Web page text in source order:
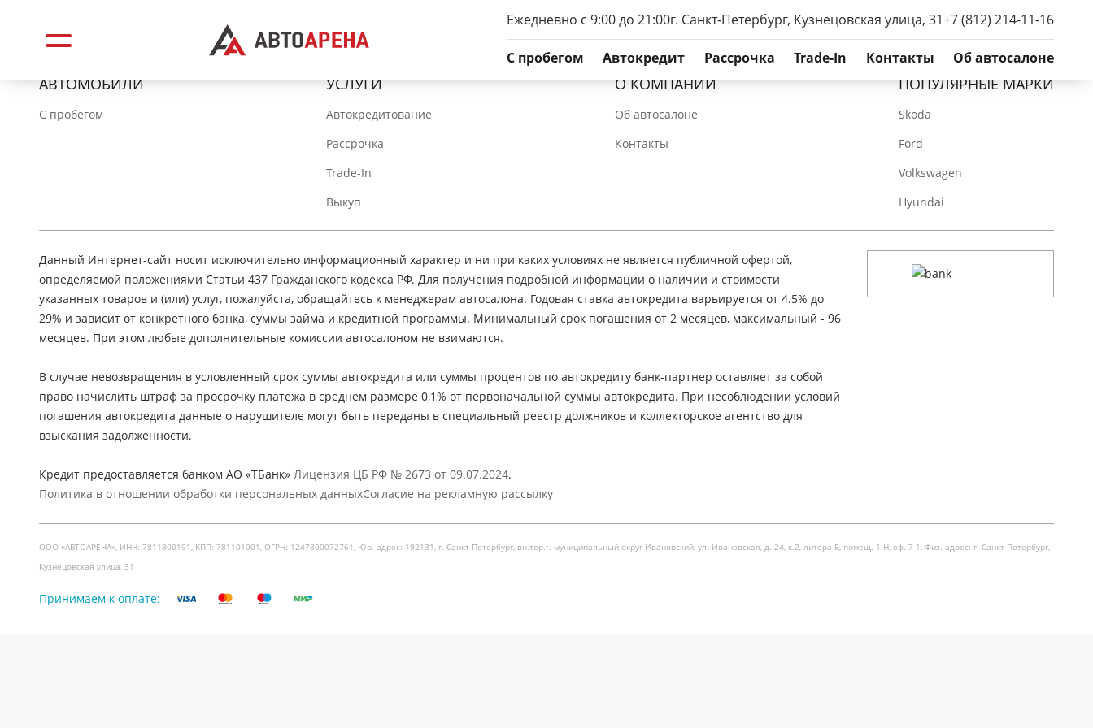
Ежедневно с 9:00 до 21:00г. Санкт-Петербург, Кузнецовская улица, 31+7 (812) 214-11-16
C пробегом Автокредит Рассрочка Trade-In Контакты Об автосалоне
АВТОМОБИЛИ
C пробегом
УСЛУГИ
Автокредитование
Рассрочка
Trade-In
Выкуп
О КОМПАНИИ
Об автосалоне
Контакты
ПОПУЛЯРНЫЕ МАРКИ
Skoda
Ford
Volkswagen
Hyundai
Данный Интернет-сайт носит исключительно информационный характер и ни при каких условиях не является публичной офертой,
определяемой положениями Статьи 437 Гражданского кодекса РФ. Для получения подробной информации о наличии и стоимости
указанных товаров и (или) услуг, пожалуйста, обращайтесь к менеджерам автосалона. Годовая ставка автокредита варьируется от 4.5% до
29% и зависит от конкретного банка, суммы займа и кредитной программы. Минимальный срок погашения от 2 месяцев, максимальный - 96
месяцев. При этом любые дополнительные комиссии автосалоном не взимаются.
В случае невозвращения в условленный срок суммы автокредита или суммы процентов по автокредиту банк-партнер оставляет за собой
право начислить штраф за просрочку платежа в среднем размере 0,1% от первоначальной суммы автокредита. При несоблюдении условий
погашения автокредита данные о нарушителе могут быть переданы в специальный реестр должников и коллекторское агентство для
взыскания задолженности.
Кредит предоставляется банком АО «ТБанк» Лицензия ЦБ РФ № 2673 от 09.07.2024.
Политика в отношении обработки персональных данныхСогласие на рекламную рассылку
ООО «АВТОАРЕНА», ИНН: 7811800191, КПП: 781101001, ОГРН: 1247800072761, Юр. адрес: 192131, г. Санкт-Петербург, вн.тер.г. муниципальный округ Ивановский, ул. Ивановская, д. 24, к.2, литера Б, помещ. 1-Н, оф. 7-1, Физ. адрес: г. Санкт-Петербург,
Кузнецовская улица, 31
Принимаем к оплате: